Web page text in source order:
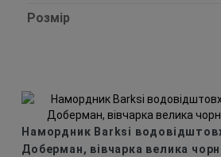
Розмір
Намордник Barksi
Доберман, вівчарка велика